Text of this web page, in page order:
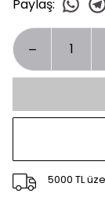
Paylaş:
5000 TL